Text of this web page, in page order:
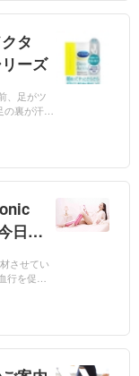
タ
ーズ
、足がツ
裏が汗か
日か
させてい
行を促